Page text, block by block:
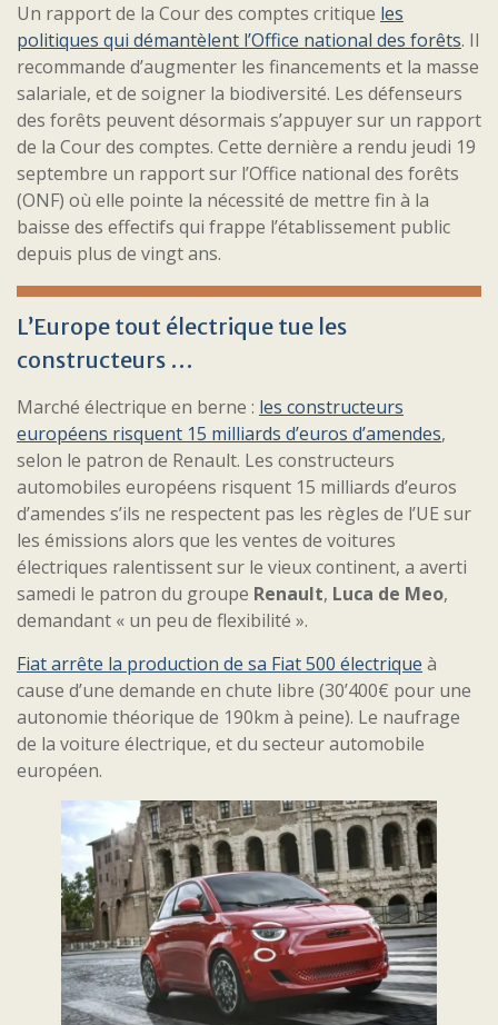
Un rapport de la Cour des comptes critique les
politiques qui démantèlent l’Office national des forêts. Il
recommande d’augmenter les financements et la masse
salariale, et de soigner la biodiversité. Les défenseurs
des forêts peuvent désormais s’appuyer sur un rapport
de la Cour des comptes. Cette dernière a rendu jeudi 19
septembre un rapport sur l’Office national des forêts
(ONF) où elle pointe la nécessité de mettre fin à la
baisse des effectifs qui frappe l’établissement public
depuis plus de vingt ans.
L’Europe tout électrique tue les
constructeurs …
Marché électrique en berne : les constructeurs
européens risquent 15 milliards d’euros d’amendes,
selon le patron de Renault. Les constructeurs
automobiles européens risquent 15 milliards d’euros
d’amendes s’ils ne respectent pas les règles de l’UE sur
les émissions alors que les ventes de voitures
électriques ralentissent sur le vieux continent, a averti
samedi le patron du groupe Renault, Luca de Meo,
demandant « un peu de flexibilité ».
Fiat arrête la production de sa Fiat 500 électrique à
cause d’une demande en chute libre (30’400€ pour une
autonomie théorique de 190km à peine). Le naufrage
de la voiture électrique, et du secteur automobile
européen.